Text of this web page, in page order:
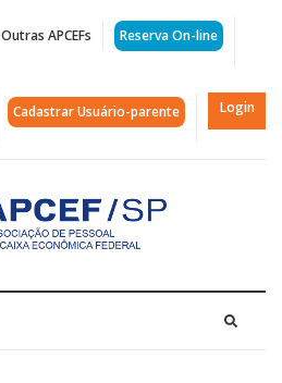
Outras APCEFs Reserva On-line
Cadastrar Usuário-parente Login